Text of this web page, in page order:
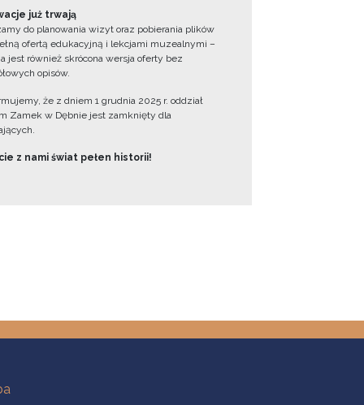
już trwają
do planowania wizyt oraz pobierania plików
ofertą edukacyjną i lekcjami muzealnymi –
jest również skrócona wersja oferty bez
opisów.
że z dniem 1 grudnia 2025 r. oddział
Zamek w Dębnie jest zamknięty dla
z nami świat pełen historii!